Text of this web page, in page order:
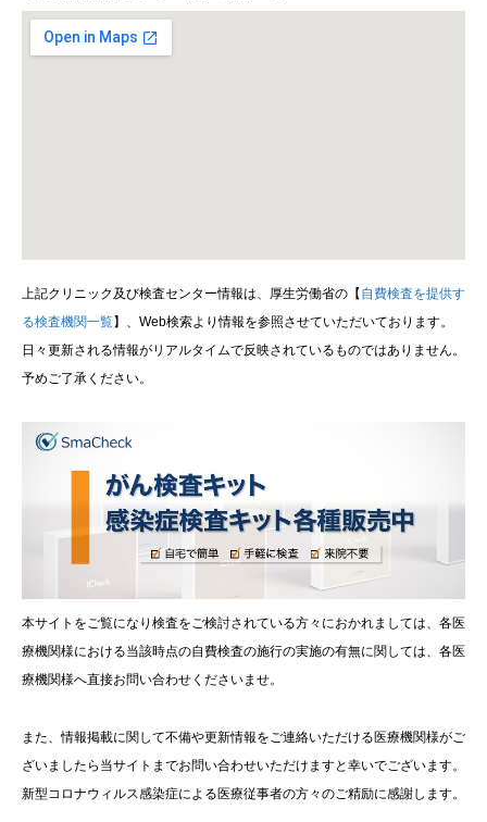
上記クリニック及び検査センター情報は、厚生労働省の【 自費検査を提供す
る検査機関一覧】、Web検索より情報を参照させていただいております。
日々更新される情報がリアルタイムで反映されているものではありません。
予めご了承ください。
本サイトをご覧になり検査をご検討されている方々におかれましては、各医
療機関様における当該時点の自費検査の施行の実施の有無に関しては、各医
療機関様へ直接お問い合わせくださいませ。
また、情報掲載に関して不備や更新情報をご連絡いただける医療機関様がご
ざいましたら当サイトまでお問い合わせいただけますと幸いでございます。
新型コロナウィルス感染症による医療従事者の方々のご精励に感謝します。